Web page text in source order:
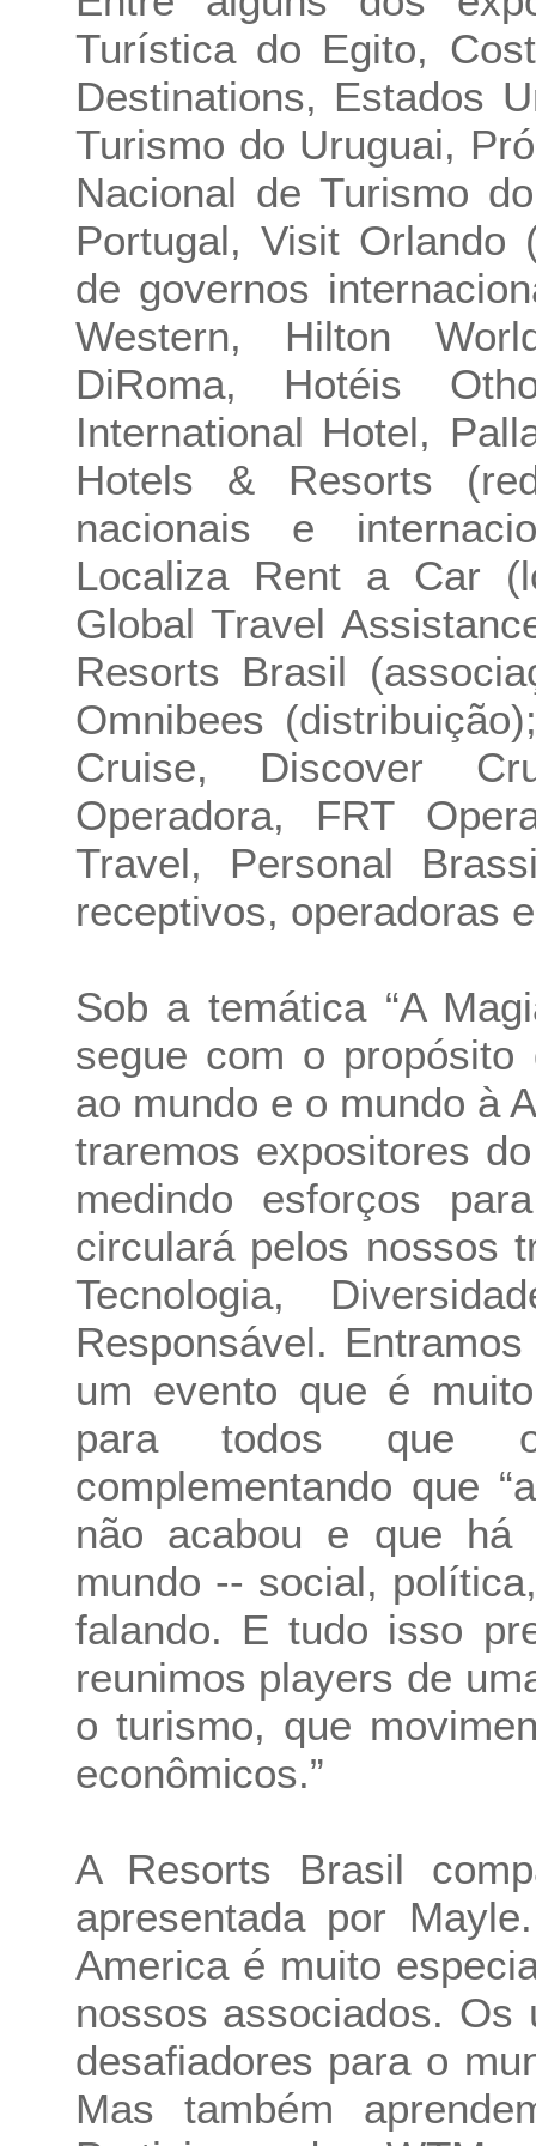
Turística do Egito,
Destinations, Estados
Turismo do Uruguai,
Nacional de Turismo
Portugal, Visit Orlando
de governos
Western, Hilton
DiRoma, Hotéis
International Hotel,
Hotels & Resorts
nacionais e
Localiza Rent a Car
Global Travel
Resorts Brasil
Omnibees
Cruise, Discover
Operadora, FRT
Travel, Personal
receptivos, operadoras
Sob a temática “A
segue com o
ao mundo e o mundo à
traremos expositores
medindo esforços
circulará pelos nossos
Tecnologia,
Responsável.
um evento que é
para todos que
complementando que
não acabou e que há
mundo -- social,
falando. E tudo isso
reunimos players de
o turismo, que
econômicos.”
A Resorts Brasil
apresentada por
America é muito
nossos associados.
desafiadores para o
Mas também